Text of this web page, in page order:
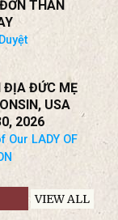
với chính
cách
OFM
THÂN
ĐỊA ĐỨC MẸ
USA
2026